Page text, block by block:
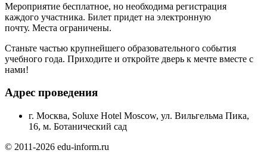
Мероприятие бесплатное, но необходима регистрация
каждого участника. Билет придет на электронную
почту. Места ограничены.
Станьте частью крупнейшего образовательного события
учебного года. Приходите и откройте дверь к мечте вместе с
нами!
Адрес проведения
г. Москва, Soluxe Hotel Moscow, ул. Вильгельма Пика,
16, м. Ботанический сад
© 2011-2026 edu-inform.ru